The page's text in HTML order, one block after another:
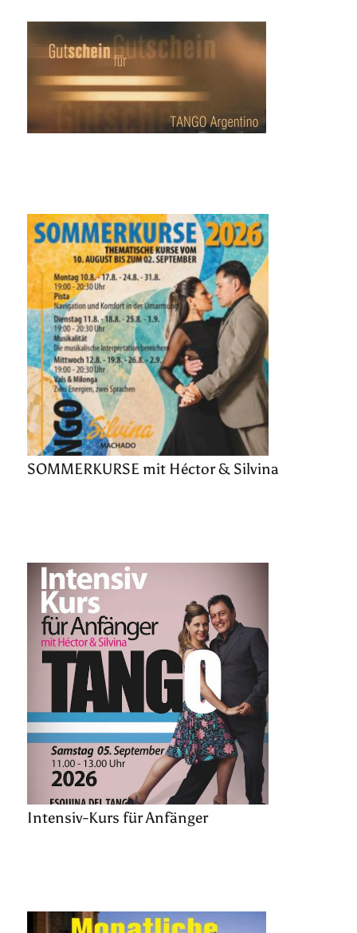
SOMMERKURSE mit Héctor & Silvina
Intensiv-Kurs für Anfänger